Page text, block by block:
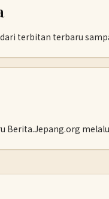
terbitan terbaru
Berita.Jepang.org